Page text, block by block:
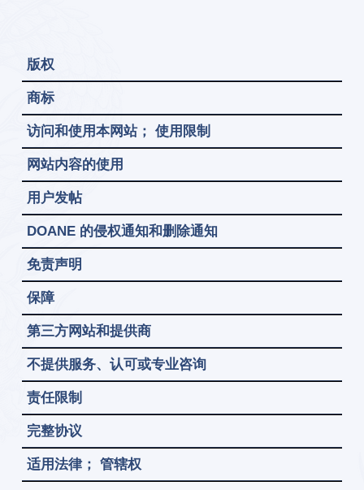
版权
商标
访问和使用本网站； 使用限制
网站内容的使用
用户发帖
DOANE 的侵权通知和删除通知
免责声明
保障
第三方网站和提供商
不提供服务、认可或专业咨询
责任限制
完整协议
适用法律； 管辖权